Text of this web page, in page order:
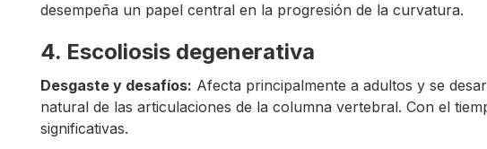
desempeña un papel central en la progresión de la curvatura.
4. Escoliosis degenerativa
Desgaste y desafíos: Afecta principalmente a adultos y se
natural de las articulaciones de la columna vertebral. Con el
significativas.